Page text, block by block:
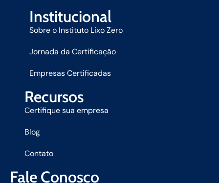
Institucional
Sobre o Instituto Lixo Zero
Jornada da Certificação
Empresas Certificadas
Recursos
Certifique sua empresa
Blog
Contato
Fale Conosco